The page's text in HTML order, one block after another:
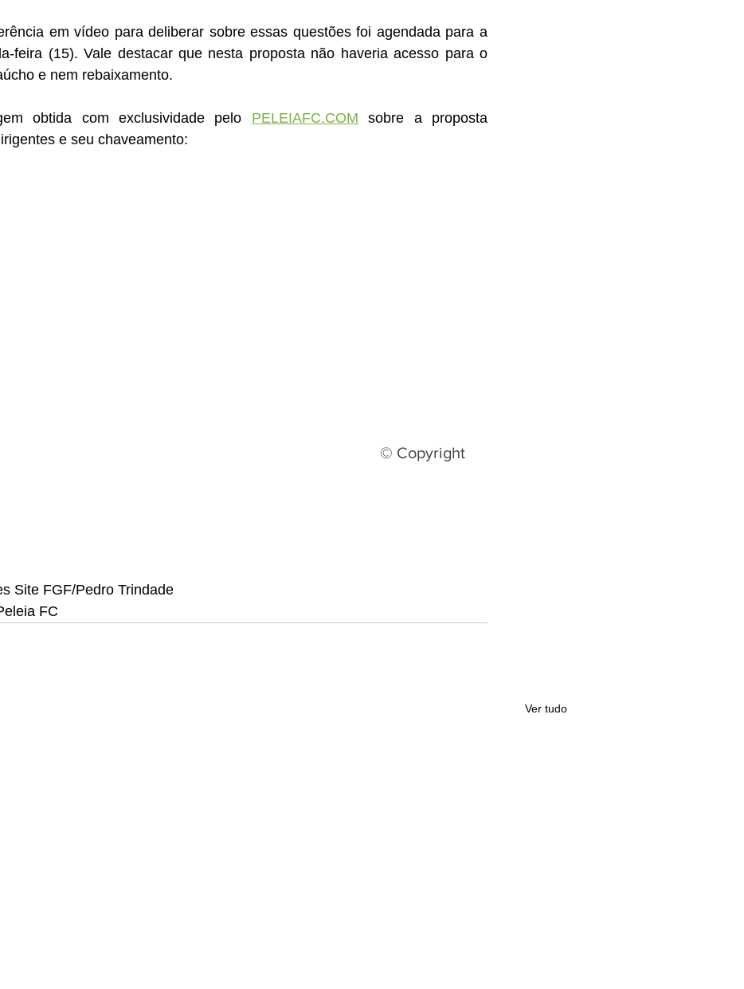
em vídeo para deliberar sobre essas questões foi agendada para a
feira (15). Vale destacar que nesta proposta não haveria acesso para o
e nem rebaixamento.
obtida com exclusividade pelo PELEIAFC.COM sobre a proposta
e seu chaveamento:
Site FGF/Pedro Trindade
FC
Ver tudo
© Copyright